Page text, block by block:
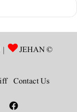
© Copyright 2026, All Rights Reserved |
JEHAN
Contact Us